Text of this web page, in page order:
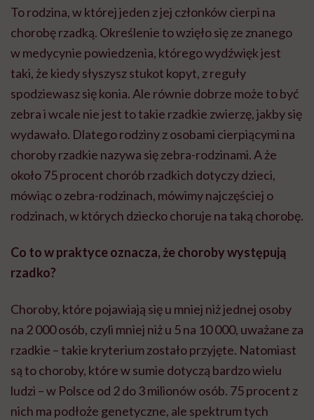
To rodzina, w której jeden z jej członków cierpi na
chorobę rzadką. Określenie to wzięło się ze znanego
w medycynie powiedzenia, którego wydźwięk jest
taki, że kiedy słyszysz stukot kopyt, z reguły
spodziewasz się konia. Ale równie dobrze może to być
zebra i wcale nie jest to takie rzadkie zwierzę, jakby się
wydawało. Dlatego rodziny z osobami cierpiącymi na
choroby rzadkie nazywa się zebra-rodzinami. A że
około 75 procent chorób rzadkich dotyczy dzieci,
mówiąc o zebra-rodzinach, mówimy najczęściej o
rodzinach, w których dziecko choruje na taką chorobę.
Co to w praktyce oznacza, że choroby występują
rzadko?
Choroby, które pojawiają się u mniej niż jednej osoby
na 2 000 osób, czyli mniej niż u 5 na 10 000, uważane za
rzadkie – takie kryterium zostało przyjęte. Natomiast
są to choroby, które w sumie dotyczą bardzo wielu
ludzi – w Polsce od 2 do 3 milionów osób. 75 procent z
nich ma podłoże genetyczne, ale spektrum tych